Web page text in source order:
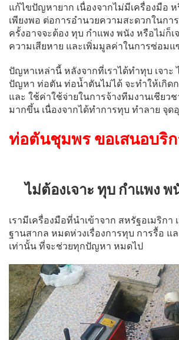
แก้ไขปัญหายาก เนื่องจากไม่มีเครื่องมือ
เพียงพอ ต่อการอำนวยความสะดวกในกา
ครั้งอาจจะต้อง ทุบ กำแพง พนัง หรือไม่ก็เ
ความเสียหาย และเพิ่มมูลค่าในการซ่อมแ
ปัญหาเหล่านี้ หลังจากที่เราได้ทำทุบ เจาะ
ปัญหา ท่อตัน ท่อน้ำตันไม่ได้ จะทำให้เกิด
และ ใช้ค่าใช้จ่ายในการจ้างทีมงานเชีย
มากขึ้น เนื่องจากได้ทำการทุบ ทำลาย จุด
ท่อตันชุมพร ขอเสนอบริก
ไม่ต้องเจาะ ทุบ กำแพง
เรามีเครื่องมือที่นำเข้าจาก สหรัฐอเมริก
ฐานสากล หมดห่วงเรื่องการทุบ การรื้อ แล
เท่านั้น ที่จะช่วยทุกปัญหา หมดไป